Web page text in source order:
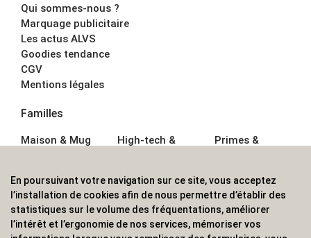
Qui sommes-nous ?
Marquage publicitaire
Les actus ALVS
Goodies tendance
CGV
Mentions légales
Familles
Maison & Mug
Écriture
Bagagerie sacs
High-tech &
Sport &
Outdoor
Enfant
Primes &
Boisson
Textile &
Casquette
Accessoires de
En poursuivant votre navigation sur ce site, vous acceptez
l’installation de cookies afin de nous permettre d’établir des
statistiques sur le volume des fréquentations, améliorer
l’intérêt et l’ergonomie de nos services, mémoriser vos